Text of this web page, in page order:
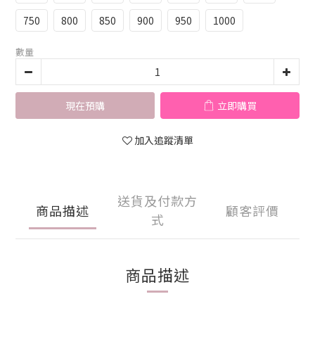
750
800 850 900 950 1000
數量
現在預購 立即購買
加入追蹤清單
商品描述
送貨及付款方
式
顧客評價
商品描述